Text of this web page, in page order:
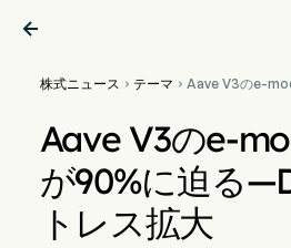

株式ニュース  テーマ  Aave V3のe-
Aave V3のe-
が90%に迫る
トレス拡大